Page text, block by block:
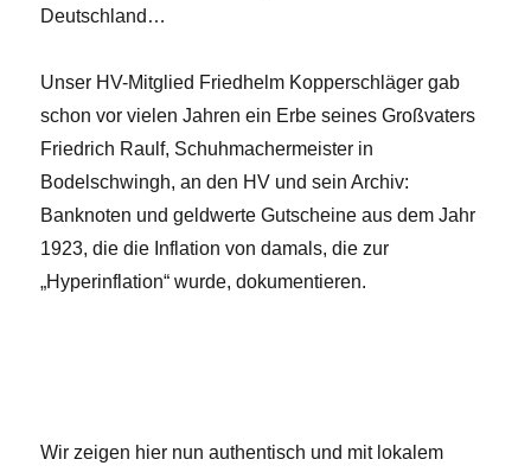
Deutschland…
Unser HV-Mitglied Friedhelm Kopperschläger gab
schon vor vielen Jahren ein Erbe seines Großvaters
Friedrich Raulf, Schuhmachermeister in
Bodelschwingh, an den HV und sein Archiv:
Banknoten und geldwerte Gutscheine aus dem Jahr
1923, die die Inflation von damals, die zur
„Hyperinflation“ wurde, dokumentieren.
Wir zeigen hier nun authentisch und mit lokalem